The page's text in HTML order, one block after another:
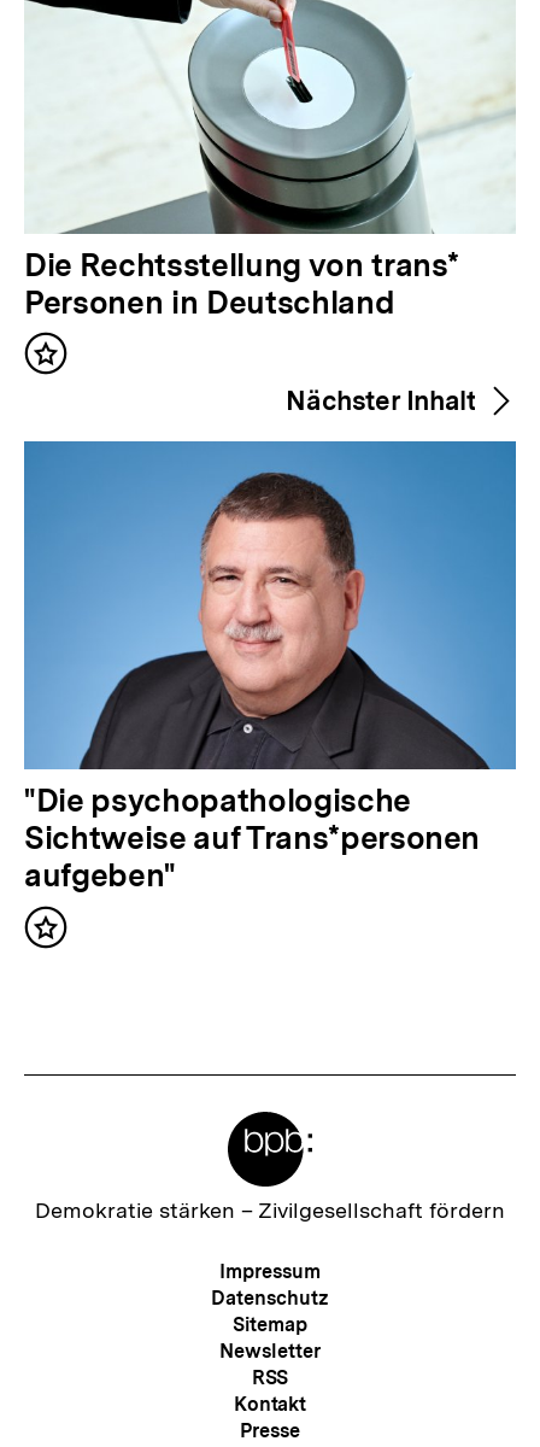
V
o
r
h
r
l
t
:
Die Rechtsstellung von trans*
Personen in Deutschland
Inhalt
Nächster Inhalt
N
ä
c
h
s
a
"Die psychopathologische
Sichtweise auf Trans*personen
aufgeben"
Inhalt
Zur
Demokratie stärken – Zivilgesellschaft fördern
Meta-
Navigation
Impressum
Datenschutz
Sitemap
Newsletter
RSS
Kontakt
Presse